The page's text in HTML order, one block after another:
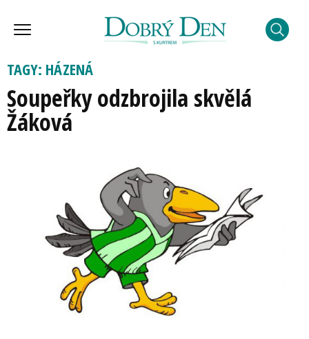
TAGY: HÁZENÁ
Soupeřky odzbrojila skvělá
Žáková